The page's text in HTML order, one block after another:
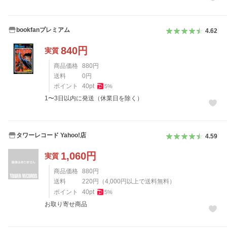
bookfanプレミアム 4.62
実質 840円
商品価格 880 円
送料
0 円
ポイント
40pt 5%
1〜3日以内に発送（休業日を除く）
タワーレコード Yahoo!店 4.59
実質 1,060円
商品価格 880 円
送料
220 円 （4,000 円以上で送料無料）
ポイント
40pt 5%
お取り寄せ商品